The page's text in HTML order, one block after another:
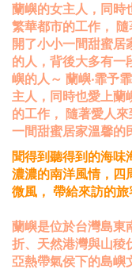
蘭嶼的女主人，同時
繁華都市的工作，
開了小小一間甜蜜居
的人，背後大多有一
嶼的人～ 蘭嶼‧霏予
主人，同時也愛上蘭
的工作， 隨著愛人
一間甜蜜居家溫馨的
聞得到聽得到的海味
濃濃的南洋風情，四
微風， 帶給來訪的旅
蘭嶼是位於台灣島東
折、天然港灣與山稜
亞熱帶氣侯下的島嶼